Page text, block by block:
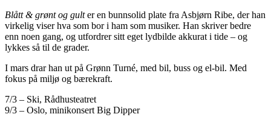
Blått & grønt og gulter en bunnsolid plate fra Asbjørn Ribe, der han
virkelig viser hva som bor i ham som musiker. Han skriver bedre
enn noen gang, og utfordrer sitt eget lydbilde akkurat i tide – og
lykkes så til de grader.
I mars drar han ut på Grønn Turné, med bil, buss og el-bil. Med
fokus på miljø og bærekraft.
7/3 – Ski, Rådhusteatret
9/3 – Oslo, minikonsert Big Dipper